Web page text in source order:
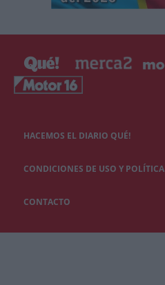
HACEMOS EL DIARIO QUÉ!
CONDICIONES DE USO Y
CONTACTO